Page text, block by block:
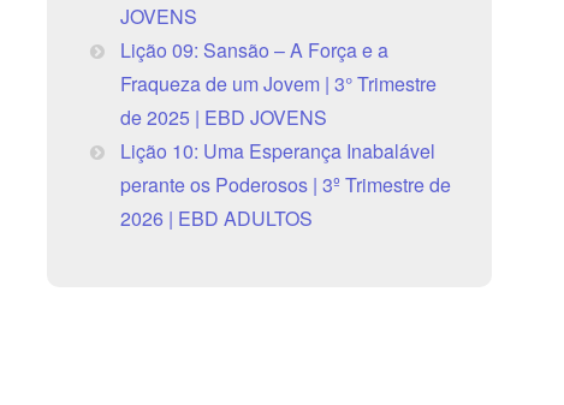
JOVENS
Lição 09: Sansão – A Força e a
Fraqueza de um Jovem | 3° Trimestre
de 2025 | EBD JOVENS
Lição 10: Uma Esperança Inabalável
perante os Poderosos | 3º Trimestre de
2026 | EBD ADULTOS